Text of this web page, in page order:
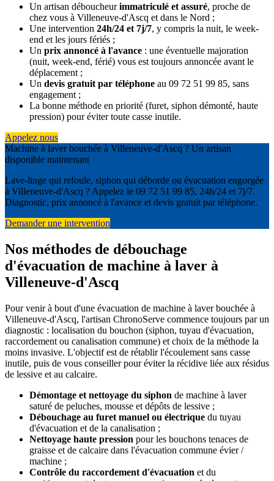
Un artisan déboucheurimmatriculé et assuré, proche de
chez vous à Villeneuve-d'Ascq et dans le Nord ;
Une intervention 24h/24 et 7j/7, y compris la nuit, le week-
end et les jours fériés ;
Un prix annoncé à l'avance : une éventuelle majoration
(nuit, week-end, férié) vous est toujours annoncée avant le
déplacement ;
Un devis gratuit par téléphone au 09 72 51 99 85, sans
engagement ;
La bonne méthode en priorité (furet, siphon démonté, haute
pression) pour éviter toute casse inutile.
Appelez nous
Machine à laver bouchée à Villeneuve-d'Ascq ? Un artisan
disponible maintenant
Lave-linge qui refoule, siphon qui déborde ou évacuation engorgée
à Villeneuve-d'Ascq ? Appelez le 09 72 51 99 85, 24h/24 et 7j/7.
Diagnostic, prix annoncé à l'avance et devis gratuit par téléphone.
Demander une intervention
Nos méthodes de débouchage
d'évacuation de machine à laver à
Villeneuve-d'Ascq
Pour venir à bout d'une évacuation de machine à laver bouchée à
Villeneuve-d'Ascq, l'artisan ChronoServe commence toujours par un
diagnostic : localisation du bouchon (siphon, tuyau d'évacuation,
raccordement ou canalisation commune) et choix de la méthode la
moins invasive. L'objectif est de rétablir l'écoulement sans casse
inutile, puis de vous conseiller pour éviter la récidive liée aux résidus
de lessive et au calcaire.
Démontage et nettoyage du siphon de machine à laver
saturé de peluches, mousse et dépôts de lessive ;
Débouchage au furet manuel ou électrique du tuyau
d'évacuation et de la canalisation ;
Nettoyage haute pression pour les bouchons tenaces de
graisse et de calcaire dans l'évacuation commune évier /
machine ;
Contrôle du raccordement d'évacuation et du